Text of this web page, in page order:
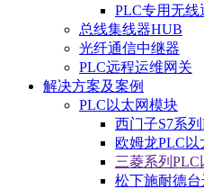
PLC专用无线
总线集线器HUB
光纤通信中继器
PLC远程运维网关
解决方案及案例
PLC以太网模块
西门子S7系
欧姆龙PLC
三菱系列
松下施耐德